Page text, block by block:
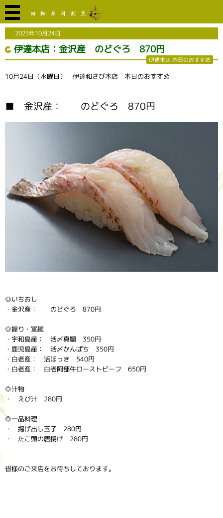
2023年10月24日
伊達本店：金沢産 のどぐろ 870円
伊達本店 本日のおすすめ
10月24日（水曜日） 伊達和さび本店 本日のおすすめ
■ 金沢産： のどぐろ 870円
◎いちおし
・金沢産： のどぐろ 870円
◎握り・軍艦
・宇和島産： 活〆真鯛 350円
・鹿児島産： 活〆かんぱち 350円
・白老産： 活ほっき 540円
・白老産： 白老阿部牛ローストビーフ 650円
◎汁物
・ えび汁 280円
◎一品料理
・ 揚げ出し玉子 280円
・ たこ頭の唐揚げ 280円
皆様のご来店をお待ちしております。